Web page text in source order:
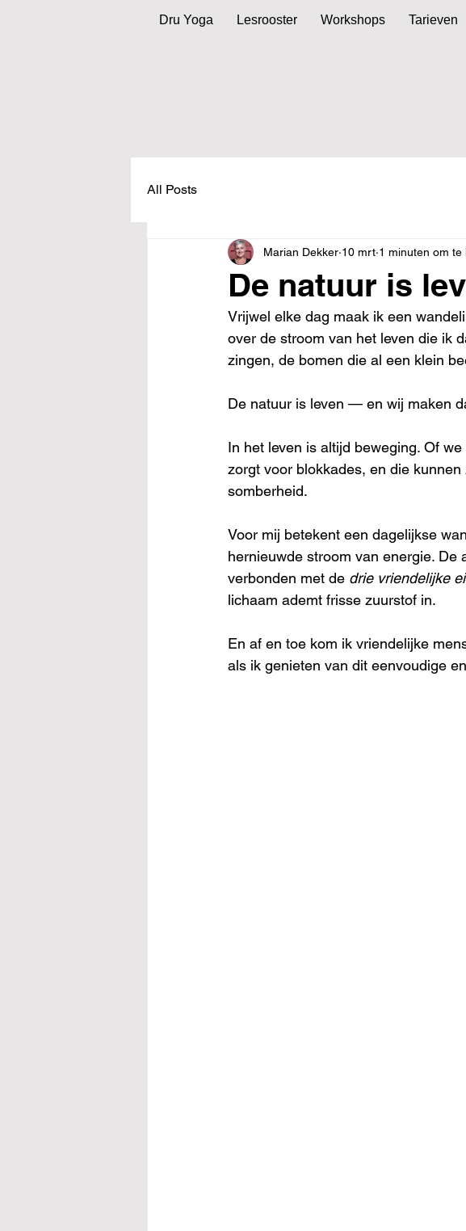
Dru Yoga Lesrooster Workshops Tarieven
All Posts
De natuur is
Marian Dekker 10 mrt 1 minuten om te
Vrijwel elke dag maak ik een
over de stroom van het leven die ik
zingen, de bomen die al een klein
De natuur is leven — en wij maken
In het leven is altijd beweging. Of
zorgt voor blokkades, en die
somberheid.
Voor mij betekent een dagelijkse
hernieuwde stroom van energie. De
verbonden met de drie vriendelijke
lichaam ademt frisse zuurstof in.
En af en toe kom ik vriendelijke
als ik genieten van dit eenvoudige